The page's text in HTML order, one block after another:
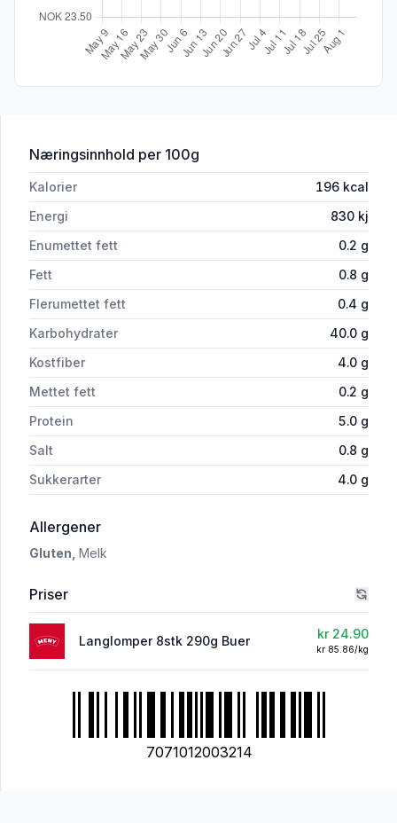
Næringsinnhold for 'Langlomper 290 g'
per 100g
Kalorier 196 kcal
Energi
830 kj
Enumettet fett
0.2 g
Fett
0.8 g
Flerumettet fett
0.4 g
Karbohydrater
40.0 g
Kostfiber
4.0 g
Mettet fett
0.2 g
Protein
5.0 g
Salt
0.8 g
Sukkerarter
4.0 g
Allergeneri 'Langlomper 290 g'
Gluten, Melk
Priser
Langlomper 8stk 290g Buer kr 24.90
kr 85.86/kg
7071012003214